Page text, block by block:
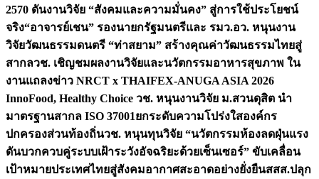
2570 ดันงานวิจัย “สังคมและความมั่นคง” สู่การใช้ประโยชน์
จริง“อาจารย์เชน” รองนายกรัฐมนตรีและ รมว.อว. หนุนงาน
วิจัยวัฒนธรรมดนตรี “ท่าสยาม” สร้างคุณค่าวัฒนธรรมไทยสู่
สากลวช. เชิญชมผลงานวิจัยและนวัตกรรมอาหารสุขภาพ ใน
งานแถลงข่าว NRCT x THAIFEX-ANUGA ASIA 2026
InnoFood, Healthy Choice วช. หนุนงานวิจัย ม.สวนดุสิต นำ
มาตรฐานสากล ISO 37001ยกระดับความโปร่งใสองค์กร
ปกครองส่วนท้องถิ่นวช. หนุนทุนวิจัย “นวัตกรรมห้องลดฝุ่นแรง
ดันบวกควบคู่ระบบเฝ้าระวังอัจฉริยะด้วยเซ็นเซอร์” ขับเคลื่อน
เป้าหมายประเทศไทยสู่สังคมอากาศสะอาดอย่างยั่งยืนสสส.ปลุก